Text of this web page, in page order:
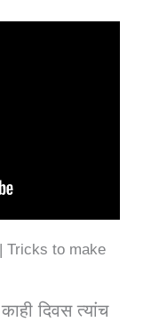
| Tricks to make
दिवस त्यांच